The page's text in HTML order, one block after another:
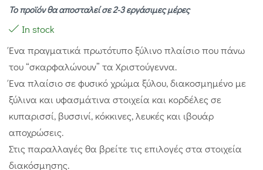
Το προϊόν θα αποσταλεί σε 2-3 εργάσιμες μέρες
In stock
Ένα πραγματικά πρωτότυπο ξύλινο πλαίσιο που πάνω
του “σκαρφαλώνουν” τα Χριστούγεννα.
Ένα πλαίσιο σε φυσικό χρώμα ξύλου, διακοσμημένο με
ξύλινα και υφασμάτινα στοιχεία και κορδέλες σε
κυπαρισσί, βυσσινί, κόκκινες, λευκές και ιβουάρ
αποχρώσεις.
Στις παραλλαγές θα βρείτε τις επιλογές στα στοιχεία
διακόσμησης.